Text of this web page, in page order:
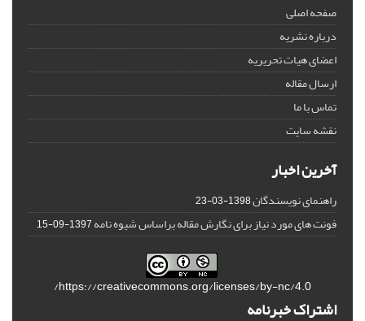
صفحه اصلی
درباره نشریه
اعضای هیات تحریریه
ارسال مقاله
تماس با ما
نقشه سایت
آخرین اخبار
راهنمای نویسندگان1398-03-23
فونت های مورد نیاز برای نگارش مقاله براساس شیوه نامه1397-09-15
https://creativecommons.org/licenses/by-nc/4.0/
اشتراک خبرنامه